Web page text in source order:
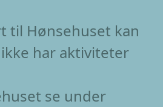
til Hønsehuset kan
har aktiviteter
se under